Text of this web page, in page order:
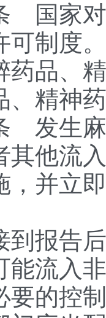
家对
可制度
药品、
、精神
生麻
其他流
，并立
告后
能流入
要的控